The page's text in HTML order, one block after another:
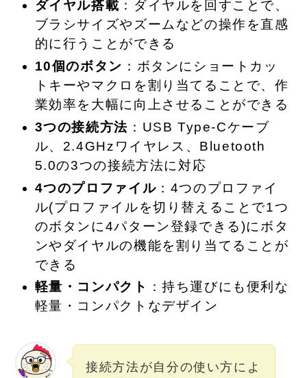
ダイヤル搭載 ：ダイヤルを回すことで、
ブラシサイズやズームなどの操作を直感
的に行うことができる
10個のボタン ：ボタンにショートカッ
トキーやマクロを割り当てることで、作
業効率を大幅に向上させることができる
3つの接続方法 ：USB Type-Cケーブ
ル、2.4GHzワイヤレス、Bluetooth
5.0の3つの接続方法に対応
4つのプロファイル ：4つのプロファイ
ル(プロファイルを切り替えることで1つ
のボタンに4パターン登録できる)にボタ
ンやダイヤルの機能を割り当てることが
できる
軽量・コンパクト
：持ち運びにも便利な
軽量・コンパクトなデザイン
接続方法が自分の使い方によ